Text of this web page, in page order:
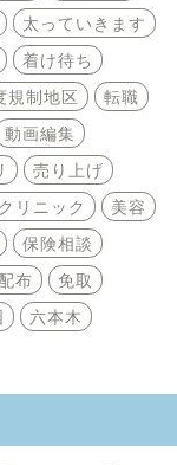
太っていきます
着け待ち
規制地区
転職
動画編集
売り上げ
リニック
美容
保険相談
布
免取
六本木